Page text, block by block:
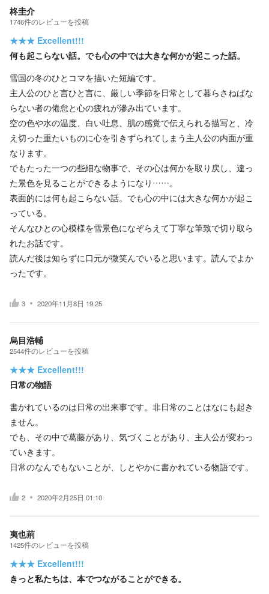
柊圭介
1746件のレビューを投稿
★★★ Excellent!!!
何も起こらない話。でも心の中では大きな何かが起こった話。
雪国の冬のひとコマを描いた短編です。
主人公のひと言ひと言に、厳しい季節を日常として暮らさねばな
らない者の倦怠と心の疲れが滲み出ています。
空の色や水の温度、白い吐息、肌の感覚で伝えられる描写と、冷
え切った重たいものに心を引きずられてしまう主人公の内面が重
なります。
でもたった一つの些細な物事で、その心は何かを取り戻し、違っ
た景色を見ることができるようになり……。
表面的には何も起こらない話。でも心の中には大きな何かが起こ
っている。
そんなひとの心模様を雪景色になぞらえて丁寧な筆致で切り取ら
れたお話です。
読んだ後は知らずに口元が微笑んでいると思います。読んでよか
ったです。
3 2020年11月8日 19:25
烏目浩輔
2544件のレビューを投稿
★★★ Excellent!!!
日常の物語
書かれているのは日常の出来事です。非日常のことはなにも起き
ません。
でも、その中で葛藤があり、気づくことがあり、主人公が変わっ
ていきます。
日常のなんでもないことが、しとやかに書かれている物語です。
2 2020年2月25日 01:10
夷也荊
1425件のレビューを投稿
★★★ Excellent!!!
きっと私たちは、本でつながることができる。